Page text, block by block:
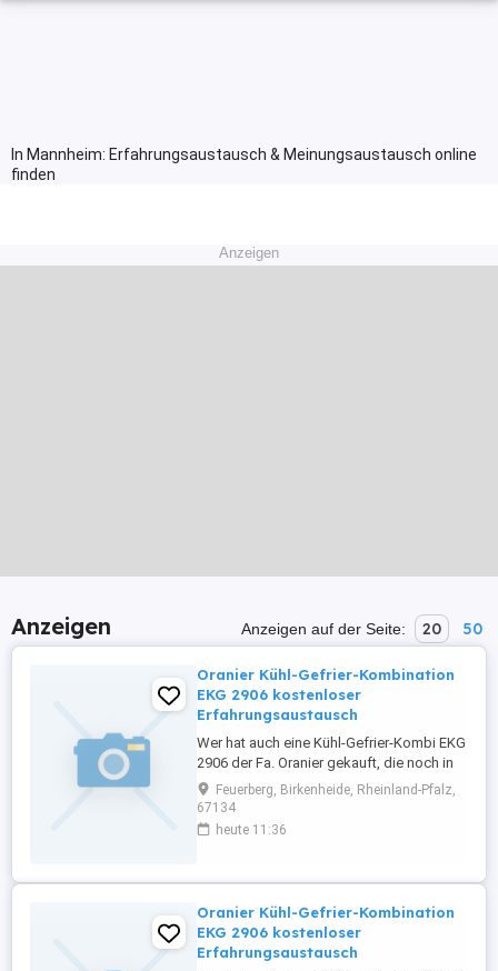
In Mannheim: Erfahrungsaustausch & Meinungsaustausch online
finden
Anzeigen
Anzeigen Anzeigen auf der Seite: 20 50
Oranier Kühl-Gefrier-Kombination
EKG 2906 kostenloser
Erfahrungsaustausch
Wer hat auch eine Kühl-Gefrier-Kombi EKG
2906 der Fa. Oranier gekauft, die noch in
der Garantiezeit plötzlich angefangen hat
zu brummen und einen unerträglichen
Geräuschpegel von über 40 dB erreicht
vom Hersteller erlaubten Wert von 42,5 dB.
Feuerberg, Birkenheide, Rheinland-Pfalz,
67134
heute 11:36
Oranier Kühl-Gefrier-Kombination
EKG 2906 kostenloser
Erfahrungsaustausch